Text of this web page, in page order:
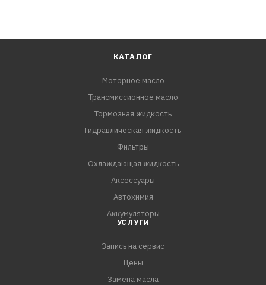
КАТАЛОГ
Моторное масло
Трансмиссионное масло
Тормозная жидкость
Гидравлическая жидкость
Фильтры
Охлаждающая жидкость
Аксессуары
Автохимия
Аккумуляторы
УСЛУГИ
Запись на сервис
Цены
Замена масла